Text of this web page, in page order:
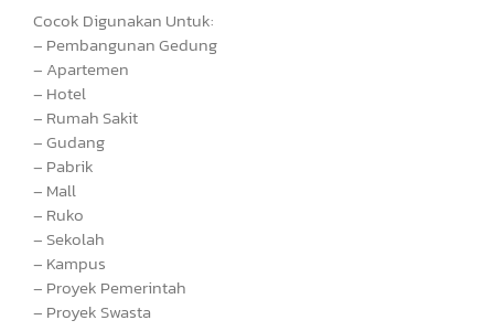
Cocok Digunakan Untuk:
– Pembangunan Gedung
– Apartemen
– Hotel
– Rumah Sakit
– Gudang
– Pabrik
– Mall
– Ruko
– Sekolah
– Kampus
– Proyek Pemerintah
– Proyek Swasta